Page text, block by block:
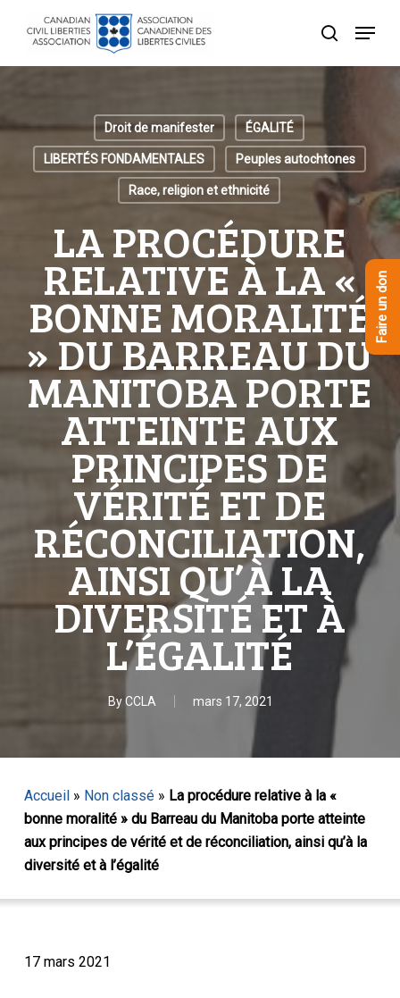
recherche
Menu
Droit de manifester ÉGALITÉ
LIBERTÉS FONDAMENTALES Peuples autochtones
Race, religion et ethnicité
LA PROCÉDURE
RELATIVE À LA «
BONNE MORALITÉ
» DU BARREAU DU
MANITOBA PORTE
ATTEINTE AUX
PRINCIPES DE
VÉRITÉ ET DE
RÉCONCILIATION,
AINSI QU’À LA
DIVERSITÉ ET À
L’ÉGALITÉ
By CCLA mars 17, 2021
Accueil» Non classé» La procédure relative à la «
bonne moralité » du Barreau du Manitoba porte atteinte
aux principes de vérité et de réconciliation, ainsi qu’à la
diversité et à l’égalité
17 mars 2021
Faire un don